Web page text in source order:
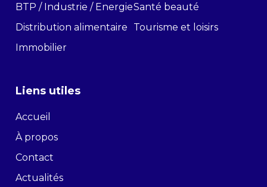
BTP / Industrie / Energie
Distribution alimentaire
Immobilier
Santé beauté
Tourisme et loisirs
Liens utiles
Accueil
À propos
Contact
Actualités